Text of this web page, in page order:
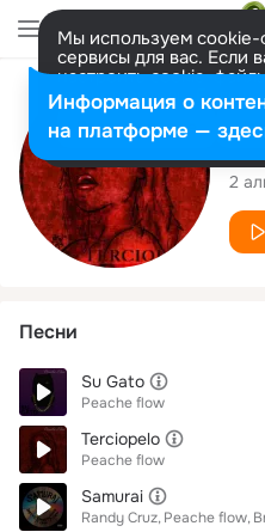
Мы используем cookie-
сервисы для вас. Если
настроить cookie-
представитель.
Разрешить все
2
Песни
Su Gato
Peache flow
Terciopelo
Peache flow
Samurai
Randy Cruz Peache flow
Информация о
на платформе —